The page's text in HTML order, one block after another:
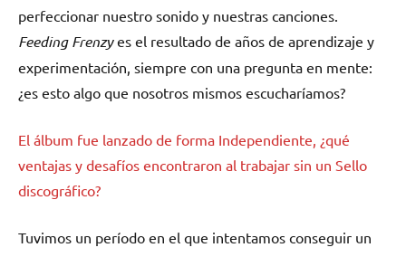
perfeccionar nuestro sonido y nuestras canciones.
Feeding Frenzyes el resultado de años de aprendizaje y
experimentación, siempre con una pregunta en mente:
¿es esto algo que nosotros mismos escucharíamos?
El álbum fue lanzado de forma Independiente, ¿qué
ventajas y desafíos encontraron al trabajar sin un Sello
discográfico?
Tuvimos un período en el que intentamos conseguir un